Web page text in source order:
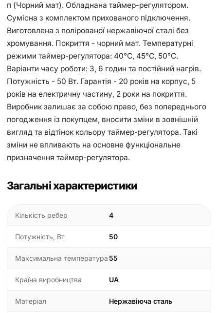
п (Чорний мат). Обладнана таймер-регулятором.
Сумісна з комплектом прихованого підключення.
Виготовлена з полірованої нержавіючої сталі без
хромування. Покриття - чорний мат. Температурні
режими таймер-регулятора: 40°С, 45°С, 50°С.
Варіанти часу роботи: 3, 6 годин та постійний нагрів.
Потужність - 50 Вт. Гарантія - 20 років на корпус, 5
років на електричну частину, 2 роки на покриття.
Виробник залишає за собою право, без попереднього
погодження із покупцем, вносити зміни в зовнішній
вигляд та відтінок кольору таймер-регулятора. Такі
зміни не впливають на основне функціональне
призначення таймер-регулятора.
Загальні характеристики
Кількість ребер 4
Потужність, Вт 50
Максимальна температура55
Країна виробництва UA
Матеріал Нержавіюча сталь